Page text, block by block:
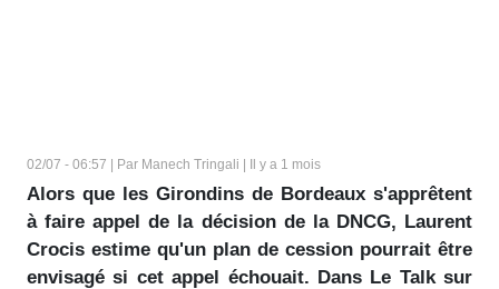
02/07 - 06:57 | Par Manech Tringali | Il y a 1 mois
Alors que les Girondins de Bordeaux s'apprêtent
à faire appel de la décision de la DNCG, Laurent
Crocis estime qu'un plan de cession pourrait être
envisagé si cet appel échouait. Dans Le Talk sur